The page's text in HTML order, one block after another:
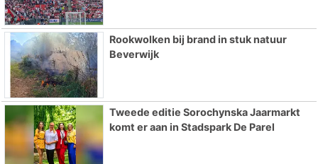
Rookwolken bij brand in stuk natuur
Beverwijk
Tweede editie Sorochynska Jaarmarkt
komt er aan in Stadspark De Parel